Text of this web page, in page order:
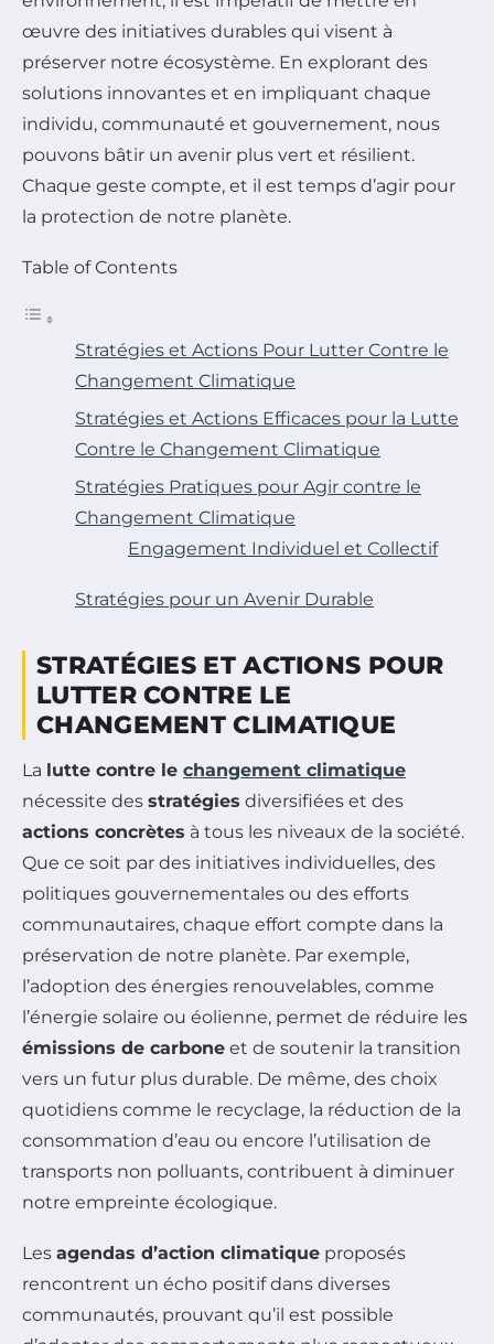
œuvre des initiatives durables qui visent à
préserver notre écosystème. En explorant des
solutions innovantes et en impliquant chaque
individu, communauté et gouvernement, nous
pouvons bâtir un avenir plus vert et résilient.
Chaque geste compte, et il est temps d’agir pour
la protection de notre planète.
Table of Contents
Stratégies et Actions Pour Lutter Contre le
Changement Climatique
Stratégies et Actions Efficaces pour la Lutte
Contre le Changement Climatique
Stratégies Pratiques pour Agir contre le
Changement Climatique
Engagement Individuel et Collectif
Stratégies pour un Avenir Durable
STRATÉGIES ET ACTIONS POUR
LUTTER CONTRE LE
CHANGEMENT CLIMATIQUE
La lutte contre le changement climatique
nécessite des stratégies diversifiées et des
actions concrètes à tous les niveaux de la société.
Que ce soit par des initiatives individuelles, des
politiques gouvernementales ou des efforts
communautaires, chaque effort compte dans la
préservation de notre planète. Par exemple,
l’adoption des énergies renouvelables, comme
l’énergie solaire ou éolienne, permet de réduire les
émissions de carbone et de soutenir la transition
vers un futur plus durable. De même, des choix
quotidiens comme le recyclage, la réduction de la
consommation d’eau ou encore l’utilisation de
transports non polluants, contribuent à diminuer
notre empreinte écologique.
Les agendas d’action climatique proposés
rencontrent un écho positif dans diverses
communautés, prouvant qu’il est possible